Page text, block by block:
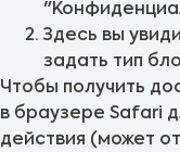
Здесь вы
задать тип
Чтобы получить
в браузере Safari
действия (может